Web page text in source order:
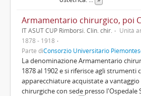
IT ASUT CUP Rimborsi. Clin. chir.
Unità
1878 - 1918
Parte diConsorzio Universitario
La denominazione Armamentario
1878 al 1902 e si riferisce agli strumenti
apparecchiature acquistate a vantaggio
chirurgiche con sede presso l'Ospedale